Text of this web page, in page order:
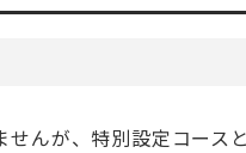
んが、特別設定コース